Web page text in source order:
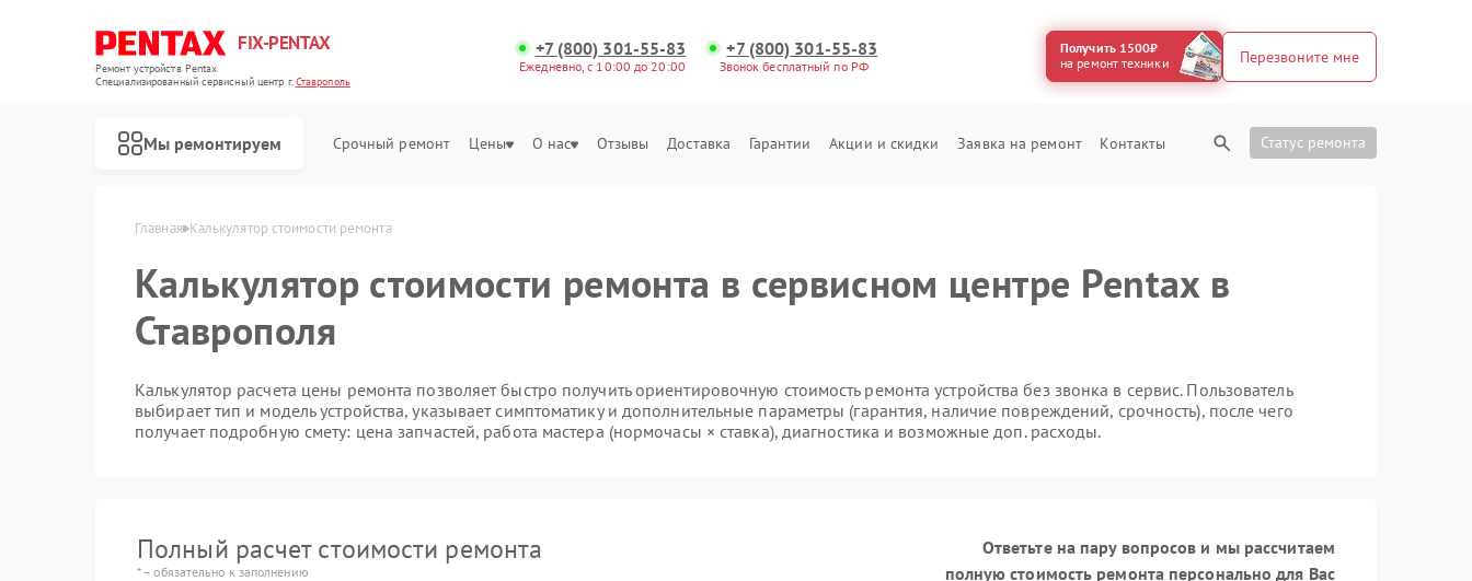
FIX-PENTAX
Ремонт устройств Pentax
Специализированный cервисный центр г.Ставрополь
+7 (800) 301-55-83
Ежедневно, с 10:00 до 20:00
+7 (800) 301-55-83
Звонок бесплатный по РФ
Получить 1500₽
на ремонт техники
Перезвоните мне
Мы ремонтируем Срочный ремонт Цены О нас Отзывы Доставка Гарантии Акции и скидки Заявка на ремонт Контакты Статус ремонта
Главная Калькулятор стоимости ремонта
Калькулятор стоимости ремонта в сервисном центре Pentax в
Ставрополя
Калькулятор расчета цены ремонта позволяет быстро получить ориентировочную стоимость ремонта устройства без звонка в сервис. Пользователь
выбирает тип и модель устройства, указывает симптоматику и дополнительные параметры (гарантия, наличие повреждений, срочность), после чего
получает подробную смету: цена запчастей, работа мастера (нормочасы × ставка), диагностика и возможные доп. расходы.
Полный расчет стоимости ремонта
* – обязательно к заполнению
Ответьте на пару вопросов и мы рассчитаем
полную стоимость ремонта персонально для Вас